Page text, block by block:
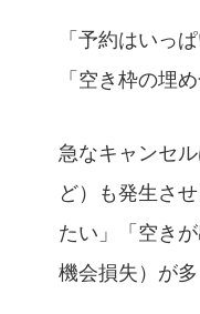
「予約はいっ
「空き枠の埋
急なキャンセ
ど）も発生さ
たい」「空き
機会損失）が多